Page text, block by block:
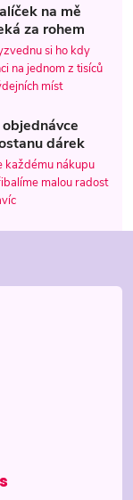
na mě
za rohem
si ho kdy
na jednom z tisíců
míst
objednávce
dárek
každému nákupu
malou radost